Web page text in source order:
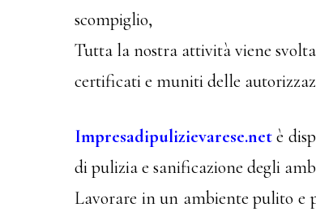
scompiglio,
Tutta la nostra attività viene
certificati e muniti delle
Impresadipulizievarese.netè
di pulizia e sanificazione degli
Lavorare in un ambiente pulito e